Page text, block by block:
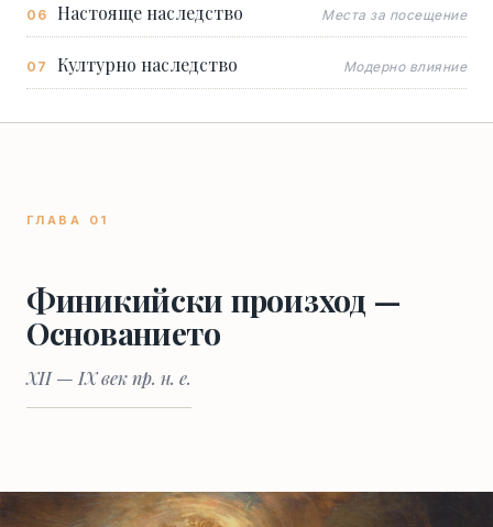
Настояще наследство Места за посещение
Културно наследство Модерно влияние
ГЛАВА 01
Финикийски произход —
Основанието
XII — IX век пр. н. е.